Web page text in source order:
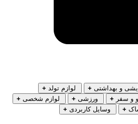
و بهداشتی + لوازم تولد +
و سفر + ورزشی + لوازم شخصی +
+ وسایل کاربردی +